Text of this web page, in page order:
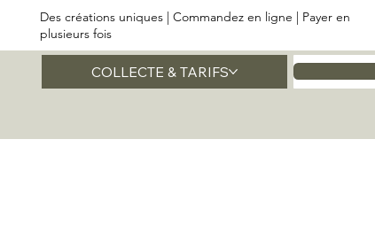
COLLECTE & TARIFS
Des créations uniques | Commandez en ligne | Payer en
plusieurs fois